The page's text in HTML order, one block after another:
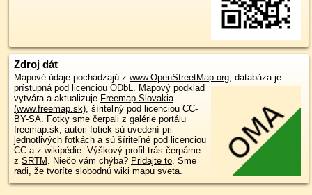
Zdroj dát
Mapové údaje pochádzajú z www.OpenStreetMap.org, databáza je
prístupná pod licenciou ODbL. Mapový podklad
vytvára a aktualizuje Freemap Slovakia
(www.freemap.sk), šíriteľný pod licenciou CC-
BY-SA. Fotky sme čerpali z galérie portálu
freemap.sk, autori fotiek sú uvedení pri
jednotlivých fotkách a sú šíriteľné pod licenciou
CC a z wikipédie. Výškový profil trás čerpáme
z SRTM . Niečo vám chýba? Pridajte to. Sme
radi, že tvoríte slobodnú wiki mapu sveta.